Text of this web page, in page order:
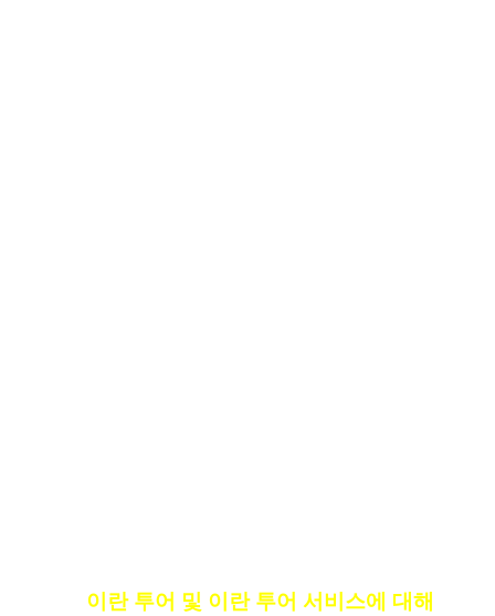
이란 투어 및 이란 투어 서비스에 대해